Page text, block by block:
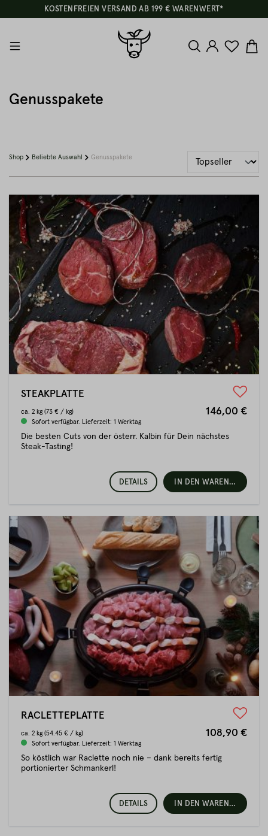
KOSTENFREIEN VERSAND AB 199 € WARENWERT*
Genusspakete
Shop Beliebte Auswahl Genusspakete
STEAKPLATTE
ca. 2 kg (73 € / kg) 146,00 €
Sofort verfügbar. Lieferzeit: 1 Werktag
Die besten Cuts von der österr. Kalbin für Dein nächstes
Steak-Tasting!
DETAILS IN DEN WARENKORB
RACLETTEPLATTE
ca. 2 kg (54.45 € / kg) 108,90 €
Sofort verfügbar. Lieferzeit: 1 Werktag
So köstlich war Raclette noch nie – dank bereits fertig
portionierter Schmankerl!
DETAILS IN DEN WARENKORB